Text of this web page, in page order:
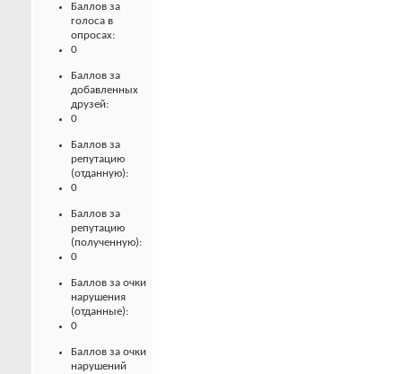
Баллов за
голоса в
опросах:
0
Баллов за
добавленных
друзей:
0
Баллов за
репутацию
(отданную):
0
Баллов за
репутацию
(полученную):
0
Баллов за очки
нарушения
(отданные):
0
Баллов за очки
нарушений